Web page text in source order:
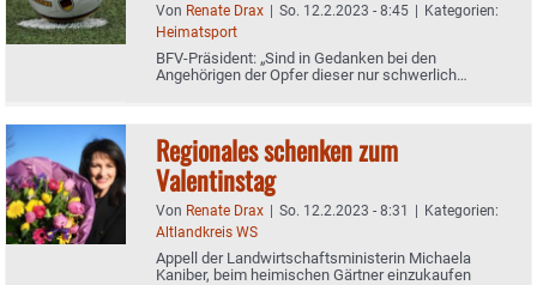
Von Renate Drax | So. 12.2.2023 - 8:45 | Kategorien:
Heimatsport
BFV-Präsident: „Sind in Gedanken bei den
Angehörigen der Opfer dieser nur schwerlich
Regionales schenken zum
Valentinstag
Von Renate Drax | So. 12.2.2023 - 8:31 | Kategorien:
Altlandkreis WS
Appell der Landwirtschaftsministerin Michaela
Kaniber, beim heimischen Gärtner einzukaufen